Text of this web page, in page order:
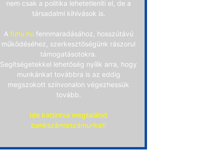
nem csak a politika lehetetleníti el, de a
társadalmi kihívások is.
A fuhu.hu fennmaradásához, hosszútávú
működéséhez, szerkesztőségünk rászorul
támogatásotokra.
Segítségetekkel lehetőség nyílik arra, hogy
munkánkat továbbra is az eddig
megszokott színvonalon végezhessük
tovább.
Ide kattintva megtalálod
bankszámlaszámunkat!